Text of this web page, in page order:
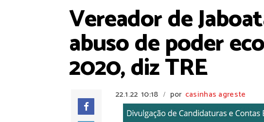
Vereador de
abuso de poder
2020, diz TRE
22.1.22 10:18 / por casinhas agreste